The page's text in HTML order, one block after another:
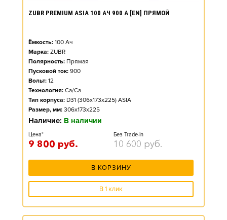
ZUBR PREMIUM ASIA 100 АЧ 900 А [EN] ПРЯМОЙ
Ёмкость: 100 Ач
Марка: ZUBR
Полярность: Прямая
Пусковой ток: 900
Вольт: 12
Технология: Ca/Ca
Тип корпуса: D31 (306x173x225) ASIA
Размер, мм: 306x173x225
Наличие: В наличии
Цена*
9 800 руб.
Без Trade-in
10 600 руб.
В КОРЗИНУ
В 1 клик